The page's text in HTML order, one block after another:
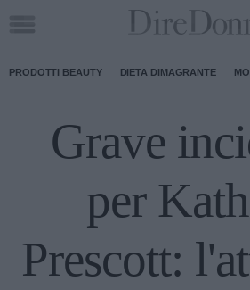
PRODOTTI BEAUTY DIETA DIMAGRANTE
Grave
per
Prescott: